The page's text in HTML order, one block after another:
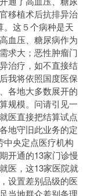
移植术后抗排异治
。这５个病种是天
血压、糖尿病作为
求大；恶性肿瘤门
治疗，如不直接结
我将依照国度医保
各地大多数展开的
规模。问请引见一
医直接把结算试点
地守旧此业务的定
中央定点医疗机构
开通的13家门诊慢
医，这13家医院就
设置差别品级的医
当地群众差别条理